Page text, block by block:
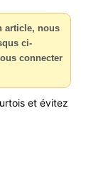
article, nous
ci-
connecter
et évitez